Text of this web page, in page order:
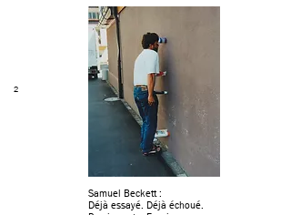
2
Samuel Beckett :
Déjà essayé. Déjà échoué.